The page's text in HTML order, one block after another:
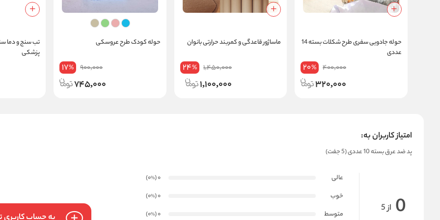
حوله جادویی سفری طرح شکلات بسته 14
عددی
400,000
20%
320,000
ماساژور قاعدگی و کمربند حرارتی بانوان
1,450,000
24%
1,100,000
حوله کودک طرح عروسکی
900,000
17%
745,000
تب سنج و دما
پزشکی
امتیاز کاربران به:
پد ضد عرق بسته 10 عددی (5 جفت)
0 از 5
عالی 0
(0
%
)
خوب
0
(0
%
)
متوسط
0
(0
%
)